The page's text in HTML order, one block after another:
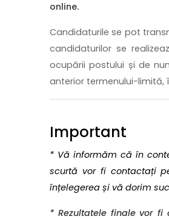
online.
Candidaturile se pot
candidaturilor se
ocupării postului și de
anterior termenului-limită,
Important
* Vă informăm că în
scurtă vor fi contactați
înțelegerea și vă dorim
* Rezultatele finale vor